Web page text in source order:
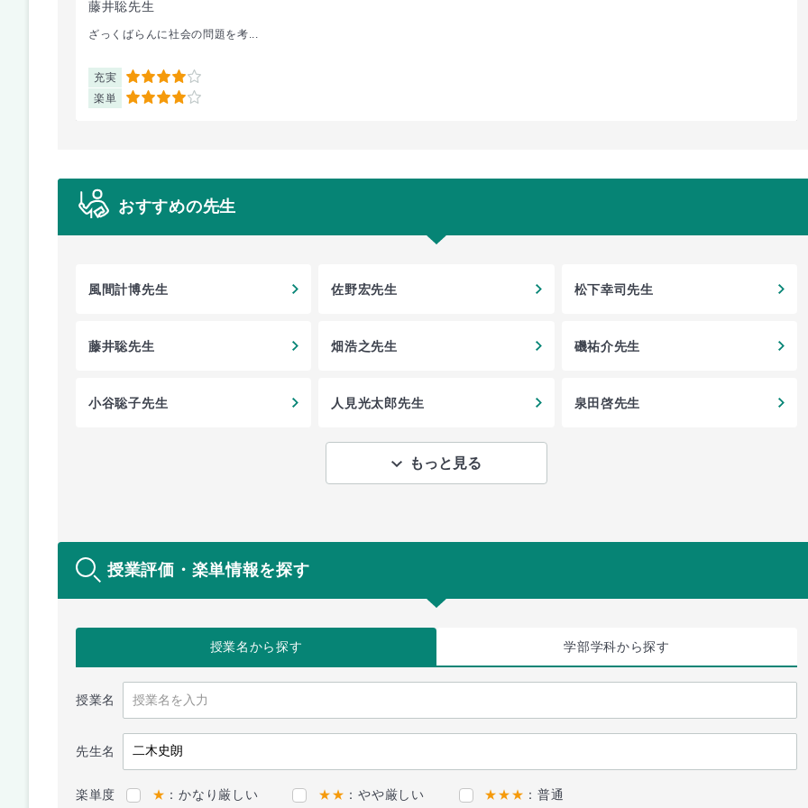
藤井聡先生
ざっくばらんに社会の問題を考...
充実 4
楽単 4
おすすめの先生
風間計博先生 佐野宏先生 松下幸司先生
藤井聡先生 畑浩之先生 磯祐介先生
小谷聡子先生 人見光太郎先生 泉田啓先生
もっと見る
授業評価・楽単情報を探す
授業名から探す 学部学科から探す
授業名
先生名
楽単度 ★ ：かなり厳しい ★★ ：やや厳しい ★★★ ：普通